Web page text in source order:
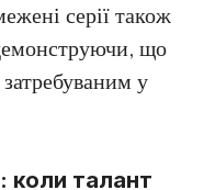
серії також
що
у
коли талант